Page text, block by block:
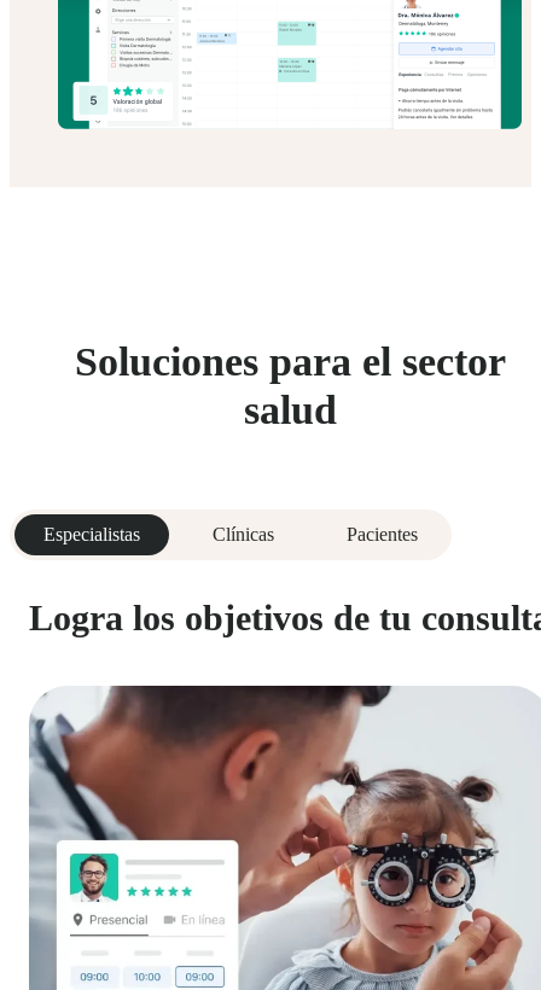
Soluciones para el sector
salud
Especialistas Clínicas Pacientes
Logra los objetivos de tu